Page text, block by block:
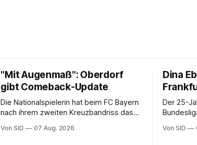
"Mit Augenmaß": Oberdorf
gibt Comeback-Update
Die Nationalspielerin hat beim FC Bayern
nach ihrem zweiten Kreuzbandriss das
Von SID 07 Aug. 2026
Dina
Der 25-
Von SID